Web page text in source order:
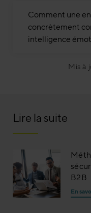
Comment une
concrètement
intelligence
Mis à
Lire la suite
B2B
En